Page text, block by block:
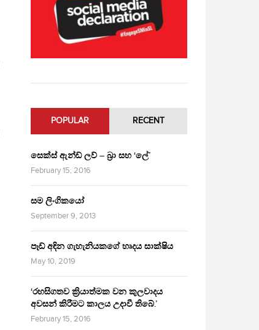
POPULAR RECENT
සෙක්ස් ඇන්ඩ් ලව් – බ්‍රා සහ ‘ලේ’
February 15, 2016
සම ලිංගිකයෝ
September 9, 2013
පෑඩ් අඳින ගැහැනියකගේ හෘදය සාක්ෂිය
May 10, 2019
‘රහසිගතව ක්‍රියාත්මක වන කුලවාදය
අවසන් කිරීමට කාලය උදාවී තිබේ.’
February 15, 2016